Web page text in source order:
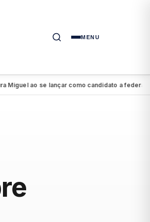
MENU
ao se lançar como candidato a federal●